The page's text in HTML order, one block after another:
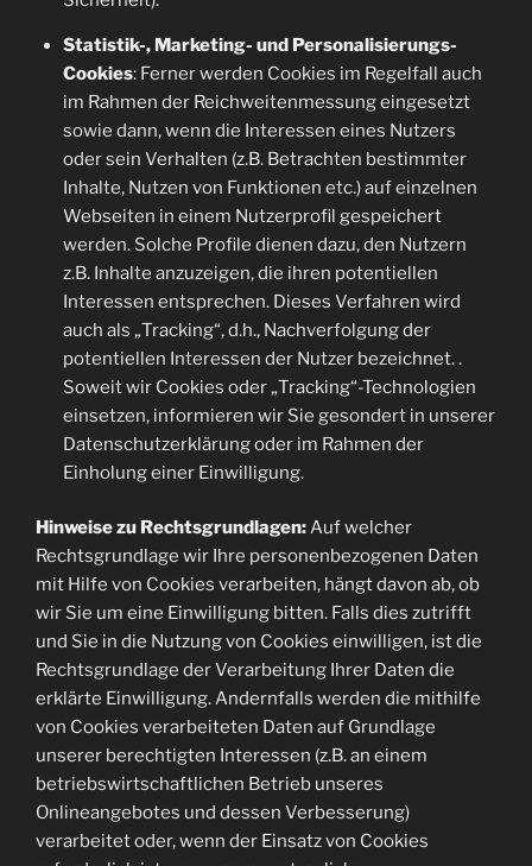
Statistik-, Marketing- und Personalisierungs-
Cookies: Ferner werden Cookies im Regelfall auch
im Rahmen der Reichweitenmessung eingesetzt
sowie dann, wenn die Interessen eines Nutzers
oder sein Verhalten (z.B. Betrachten bestimmter
Inhalte, Nutzen von Funktionen etc.) auf einzelnen
Webseiten in einem Nutzerprofil gespeichert
werden. Solche Profile dienen dazu, den Nutzern
z.B. Inhalte anzuzeigen, die ihren potentiellen
Interessen entsprechen. Dieses Verfahren wird
auch als „Tracking“, d.h., Nachverfolgung der
potentiellen Interessen der Nutzer bezeichnet. .
Soweit wir Cookies oder „Tracking“-Technologien
einsetzen, informieren wir Sie gesondert in unserer
Datenschutzerklärung oder im Rahmen der
Einholung einer Einwilligung.
Hinweise zu Rechtsgrundlagen:Auf welcher
Rechtsgrundlage wir Ihre personenbezogenen Daten
mit Hilfe von Cookies verarbeiten, hängt davon ab, ob
wir Sie um eine Einwilligung bitten. Falls dies zutrifft
und Sie in die Nutzung von Cookies einwilligen, ist die
Rechtsgrundlage der Verarbeitung Ihrer Daten die
erklärte Einwilligung. Andernfalls werden die mithilfe
von Cookies verarbeiteten Daten auf Grundlage
unserer berechtigten Interessen (z.B. an einem
betriebswirtschaftlichen Betrieb unseres
Onlineangebotes und dessen Verbesserung)
verarbeitet oder, wenn der Einsatz von Cookies